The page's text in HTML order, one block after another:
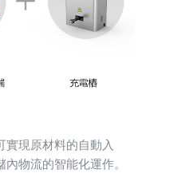
現原材料的自動入
物流的智能化運作。